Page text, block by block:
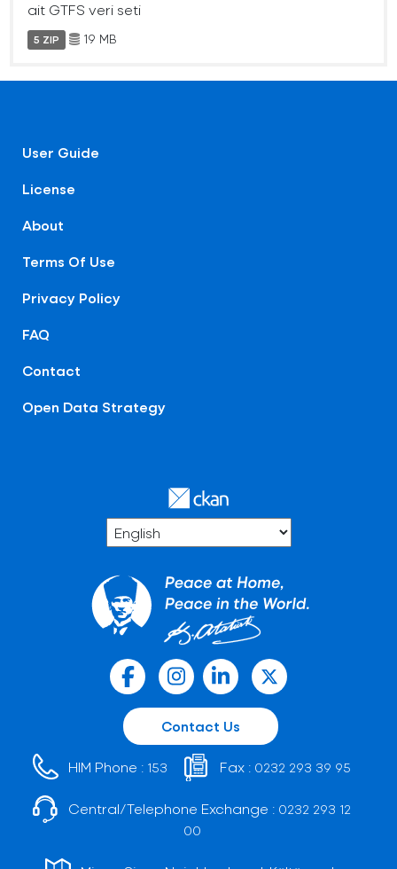
ait GTFS veri seti
5 ZIP 19 MB
User Guide
License
About
Terms Of Use
Privacy Policy
FAQ
Contact
Open Data Strategy
Contact Us
HIM Phone : 153 Fax : 0232 293 39 95
Central/Telephone Exchange : 0232 293 12
00